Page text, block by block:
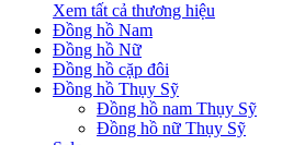
Xem tất cả thương hiệu
Đồng hồ Nam
Đồng hồ Nữ
Đồng hồ cặp đôi
Đồng hồ Thụy Sỹ
Đồng hồ nam Thụy Sỹ
Đồng hồ nữ Thụy Sỹ